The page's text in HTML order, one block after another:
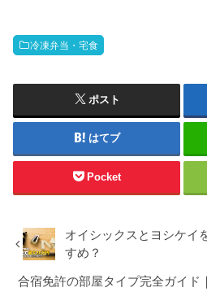
冷凍弁当・宅食
ポスト
はてブ
Pocket
オイシックスとヨシケイ
すめ？
合宿免許の部屋タイプ完全ガイド